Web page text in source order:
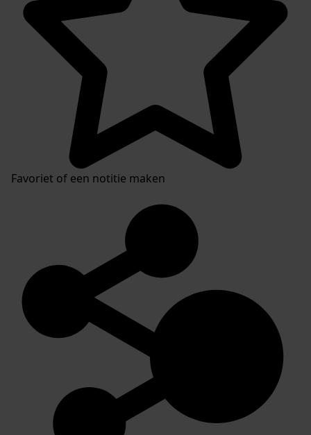
Favoriet of een notitie maken